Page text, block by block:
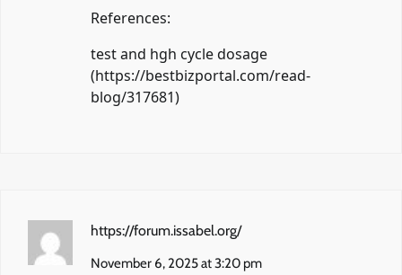
References:
test and hgh cycle dosage
(https://bestbizportal.com/read-
blog/317681)
https://forum.issabel.org/
November 6, 2025 at 3:20 pm